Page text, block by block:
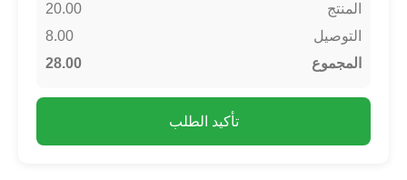
المنتج
20.00
التوصيل
8.00
المجموع
28.00
تأكيد الطلب